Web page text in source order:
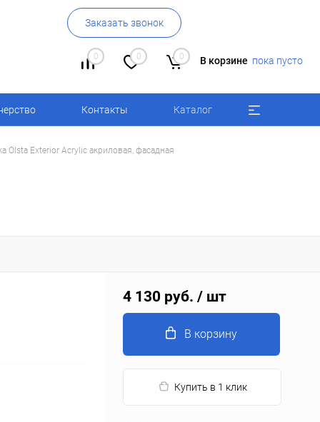
Заказать звонок
0 0 0 В корзине пока пусто
Контакты Каталог
Olsta Exterior Acrylic акриловая, фасадная
4 130 руб. / шт
В корзину
Купить в 1 клик